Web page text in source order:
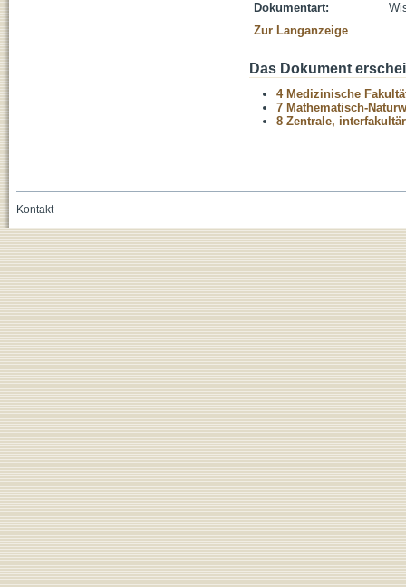
Dokumentart:
Zur Langanzeige
Das Dokument
4 Medizinische
7 Mathematisch-
8 Zentrale,
Kontakt